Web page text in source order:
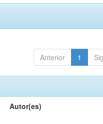
Anterior 1
Autor(es)